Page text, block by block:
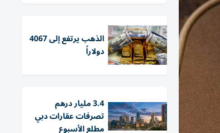
الذهب يرتفع إلى 4067
دولاراً
3.4 مليار درهم
تصرفات عقارات دبي
مطلع الأسبوع